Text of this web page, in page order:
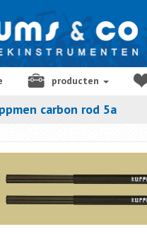
producten
carbon rod 5a